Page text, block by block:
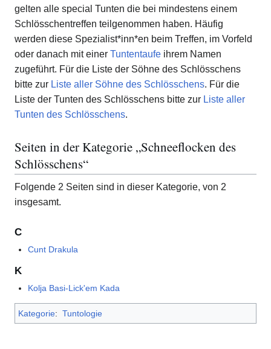
gelten alle special Tunten die bei mindestens einem
Schlösschentreffen teilgenommen haben. Häufig
werden diese Spezialist*inn*en beim Treffen, im Vorfeld
oder danach mit einer Tuntentaufe ihrem Namen
zugeführt. Für die Liste der Söhne des Schlösschens
bitte zur Liste aller Söhne des Schlösschens. Für die
Liste der Tunten des Schlösschens bitte zur Liste aller
Tunten des Schlösschens.
Seiten in der Kategorie „Schneeflocken des
Schlösschens“
Folgende 2 Seiten sind in dieser Kategorie, von 2
insgesamt.
C
Cunt Drakula
K
Kolja Basi-Lick'em Kada
Kategorie: Tuntologie